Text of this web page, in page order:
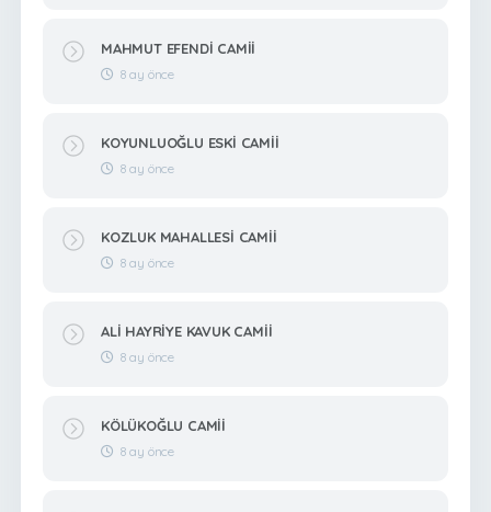
MAHMUT EFENDİ CAMİİ
8 ay önce
KOYUNLUOĞLU ESKİ CAMİİ
8 ay önce
KOZLUK MAHALLESİ CAMİİ
8 ay önce
ALİ HAYRİYE KAVUK CAMİİ
8 ay önce
KÖLÜKOĞLU CAMİİ
8 ay önce